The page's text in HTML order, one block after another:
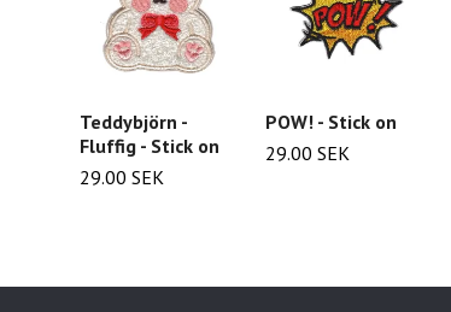
Teddybjörn -
Fluffig - Stick on
29.00 SEK
POW! - Stick on
29.00 SEK